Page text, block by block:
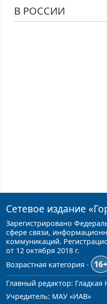
В РОССИИ
Сетевое издание
Зарегистрировано
сфере связи,
коммуникаций.
от 12 октября 2018 г.
Возрастная категория -
16+
Главный редактор: Гладкая
Учредитель: МАУ «ИАВ»